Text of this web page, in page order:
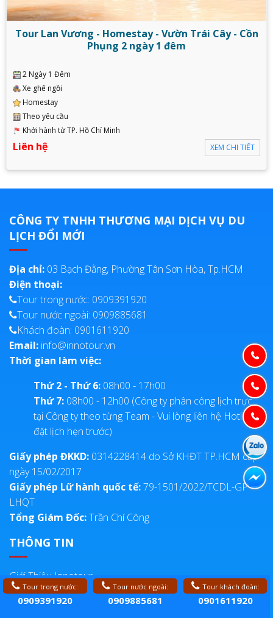
Tour Lan Vương - Homestay - Vườn Trái Cây - Cồn
Phụng 2 ngày 1 đêm
2 Ngày 1 Đêm
Xe ghế ngồi
Homestay
Theo yêu cầu
Khởi hành từ TP. Hồ Chí Minh
Liên hệ XEM CHI TIẾT
Tour trong nước:
0909391920
Tour nước ngoài:
0909885681
Tour khách đoàn:
0901611920
CÔNG TY TNHH THƯƠNG MẠI DỊCH VỤ DU
LỊCH ĐỔI MỚI
Địa chỉ: 03 Bạch Đằng, Phường Tân Sơn Hòa, Tp.HCM
Điện thoại:
Tour trong nước: 0909391920
Tour nước ngoài: 0909885681
Khách đoàn: 0901611920
Email: info@innotour.vn
Thời gian làm việc:
Thứ 2 - Thứ 6: 08h00 - 17h00
Thứ 7: 08h00 - 12h00 (Công ty phân công lịch trực
tại Công ty theo từng Team - Vui lòng liên hệ Hotline
đặt lịch hẹn trước)
Giấy phép ĐKKD: 0314228414 do Sở KHĐT TP.HCM cấp
ngày 15/02/2017
Giấy phép Lữ hành quốc tế:79-1501/2022/TCDL-GP
LHQT
Tổng Giám Đốc:Trần Chí Công
THÔNG TIN
Giới Thiệu Innotour
Giải Thưởng Du Lịch
Tuyển Dụng